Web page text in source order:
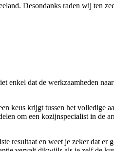
Desondanks raden wij ten
enkel dat de werkzaamheden
keus krijgt tussen het volledige
om een kozijnspecialist in de
resultaat en weet je zeker dat er